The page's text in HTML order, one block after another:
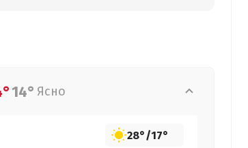
14° Ясно
28°/17°